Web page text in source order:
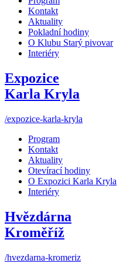
Kontakt
Aktuality
Pokladní hodiny
O Klubu Starý pivovar
Interiéry
Expozice
Karla Kryla
/expozice-karla-kryla
Program
Kontakt
Aktuality
Otevírací hodiny
O Expozici Karla Kryla
Interiéry
Hvězdárna
Kroměříž
/hvezdarna-kromeriz